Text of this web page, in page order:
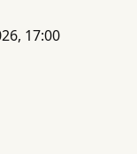
17:00